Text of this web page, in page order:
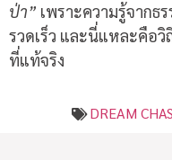
ป่า” เพราะความรู้จากธ
รวดเร็ว และนี่แหละคือ
ที่แท้จริง
DREAM